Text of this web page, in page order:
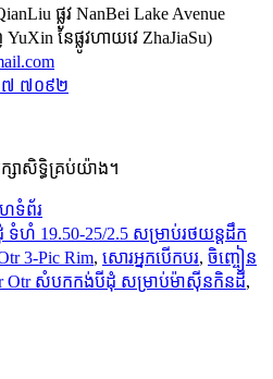
ផ្លូវ NanBei Lake Avenue
នៃផ្លូវហាយវេ ZhaJiaSu)
៧០៩២
ាសិទ្ធិគ្រប់យ៉ាង។
ទំព័រ
ហំ 19.50-25/2.5 សម្រាប់រថយន្តដឹក
3-Pic Rim, សោរអ្នកបើកបរ, ចិញ្ចៀន
Otr សំបកកង់បីដុំ សម្រាប់ម៉ាស៊ីនកិនដី,